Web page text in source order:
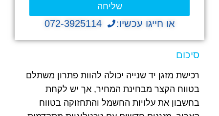
שליחה
או חייגו עכשיו: 072-3925114
סיכום
רכישת מזגן יד שנייה יכולה להוות פתרון משתלם
בטווח הקצר מבחינת המחיר, אך יש לקחת
בחשבון את עלויות החשמל והתחזוקה בטווח